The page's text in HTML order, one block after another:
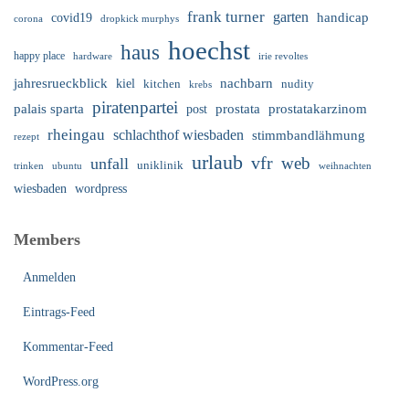
corona covid19 dropkick murphys frank turner garten handicap
happy place hardware haus hoechst irie revoltes
jahresrueckblick kiel kitchen krebs nachbarn nudity
palais sparta piratenpartei post prostata prostatakarzinom
rezept rheingau schlachthof wiesbaden stimmbandlähmung
trinken ubuntu unfall uniklinik urlaub vfr web weihnachten
wiesbaden wordpress
Members
Anmelden
Eintrags-Feed
Kommentar-Feed
WordPress.org